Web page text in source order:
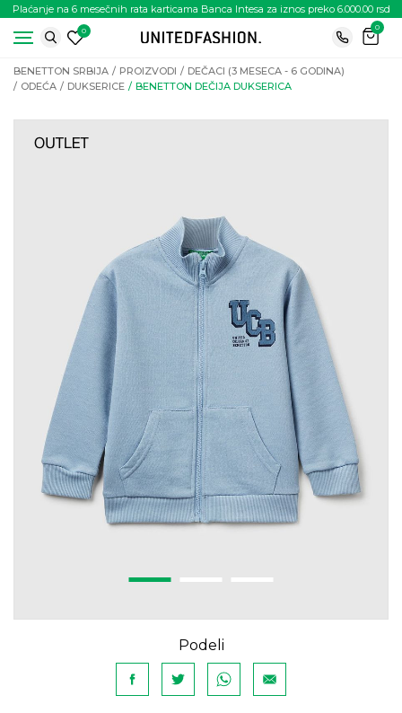
Plaćanje na 6 mesečnih rata karticama Banca Intesa za iznos preko 6.000.00 rsd
0
0
BENETTON SRBIJA PROIZVODI
DEČACI (3 MESECA - 6 GODINA)
ODEĆA
DUKSERICE BENETTON DEČIJA DUKSERICA
Podeli